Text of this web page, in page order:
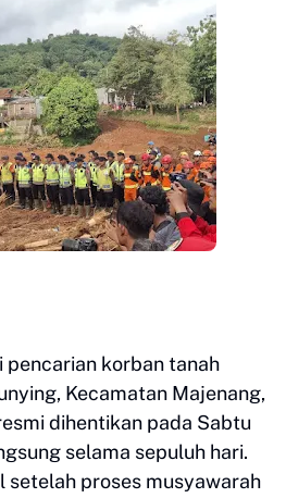
pencarian korban tanah
Kecamatan Majenang,
dihentikan pada Sabtu
selama sepuluh hari.
setelah proses musyawarah